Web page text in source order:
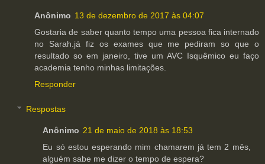
Anônimo 13 de dezembro de 2017 às 04:07
Gostaria de saber quanto tempo uma pessoa fica internado
no Sarah.já fiz os exames que me pediram so que o
resultado so em janeiro, tive um AVC Isquêmico eu faço
academia tenho minhas limitações.
Responder
Respostas
Anônimo 21 de maio de 2018 às 18:53
Eu só estou esperando mim chamarem já tem 2 mês,
alguém sabe me dizer o tempo de espera?